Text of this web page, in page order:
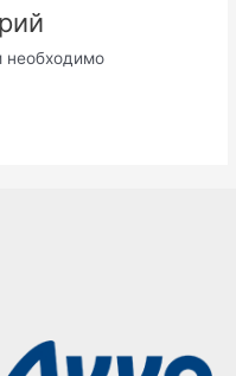
необходимо